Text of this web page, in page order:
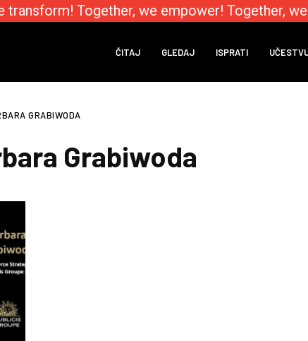
Together, we empower! Together,
ČITAJ GLEDAJ ISPRATI
GRABIWODA
Grabiwoda